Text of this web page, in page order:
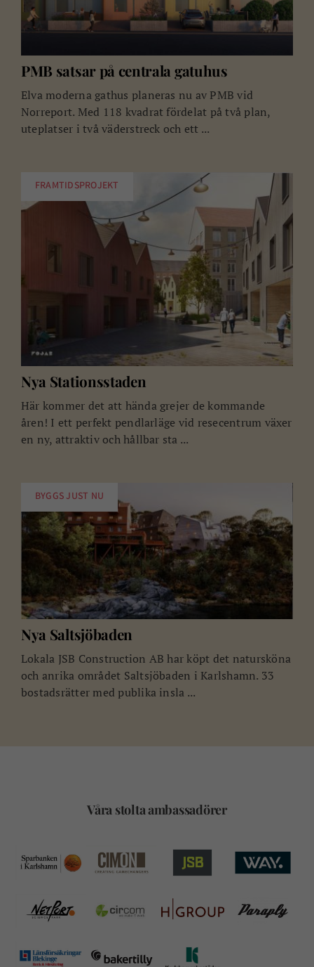
PMB satsar på centrala gatuhus
Elva moderna gathus planeras nu av PMB vid
Norreport. Med 118 kvadrat fördelat på två plan,
uteplatser i två väderstreck och ett ...
FRAMTIDSPROJEKT
Nya Stationsstaden
Här kommer det att hända grejer de kommande
åren! I ett perfekt pendlarläge vid resecentrum växer
en ny, attraktiv och hållbar sta ...
BYGGS JUST NU
Nya Saltsjöbaden
Lokala JSB Construction AB har köpt det natursköna
och anrika området Saltsjöbaden i Karlshamn. 33
bostadsrätter med publika insla ...
Våra stolta ambassadörer